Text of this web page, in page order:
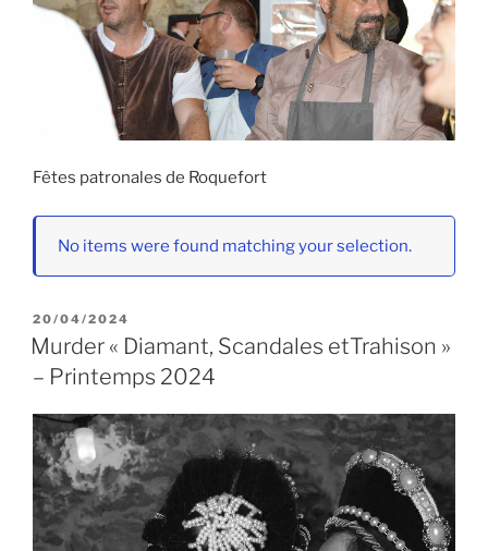
Fêtes patronales de Roquefort
No items were found matching your selection.
PUBLIÉ
LE
20/04/2024
Murder « Diamant, Scandales etTrahison »
– Printemps 2024